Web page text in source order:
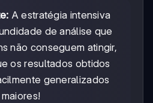
A estratégia intensiva
de análise que
não conseguem atingir,
os resultados obtidos
generalizados